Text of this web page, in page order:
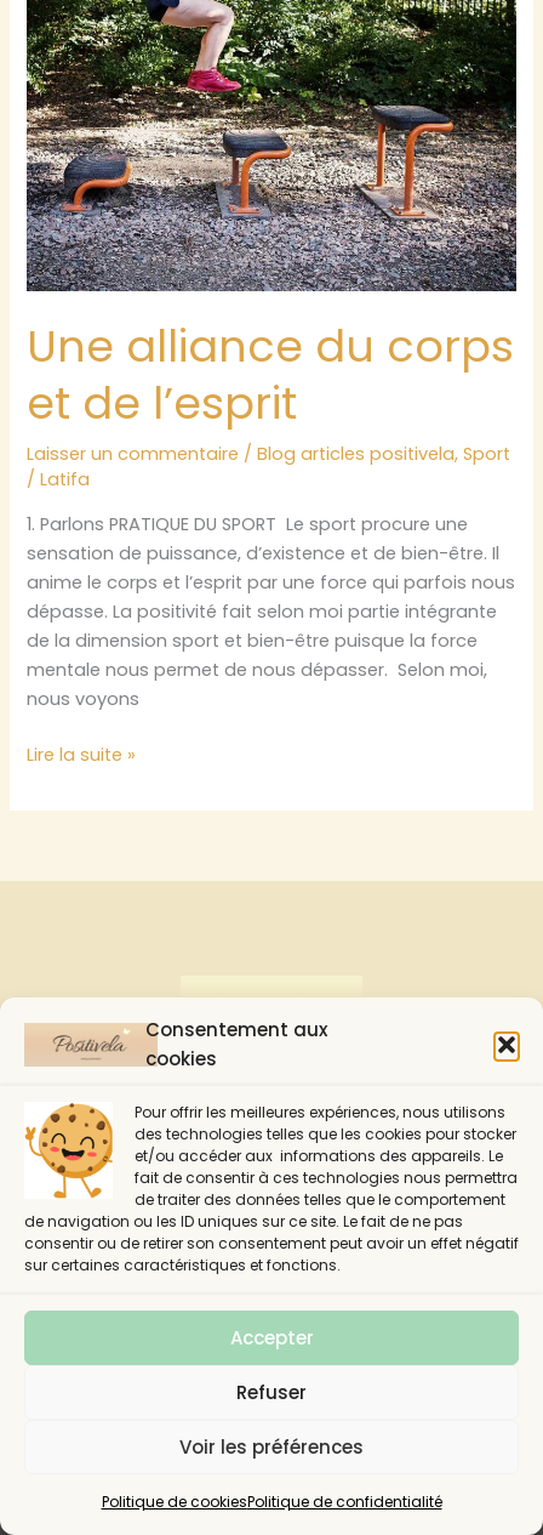
Consentement aux
cookies
Pour offrir les meilleures expériences, nous utilisons
des technologies telles que les cookies pour stocker
et/ou accéder aux informations des appareils. Le
fait de consentir à ces technologies nous permettra
de traiter des données telles que le comportement
de navigation ou les ID uniques sur ce site. Le fait de ne pas
consentir ou de retirer son consentement peut avoir un effet négatif
sur certaines caractéristiques et fonctions.
Accepter
Refuser
Voir les préférences
Politique de cookiesPolitique de confidentialité
Une alliance du corps
et de l’esprit
Laisser un commentaire /Blog articles positivela,Sport
/Latifa
1. Parlons PRATIQUE DU SPORT Le sport procure une
sensation de puissance, d’existence et de bien-être. Il
anime le corps et l’esprit par une force qui parfois nous
dépasse. La positivité fait selon moi partie intégrante
de la dimension sport et bien-être puisque la force
mentale nous permet de nous dépasser. Selon moi,
nous voyons
Une
du
Lire la suite »
Politique de confidentialité
Politique de cookies (UE)
A propos
Plan du site